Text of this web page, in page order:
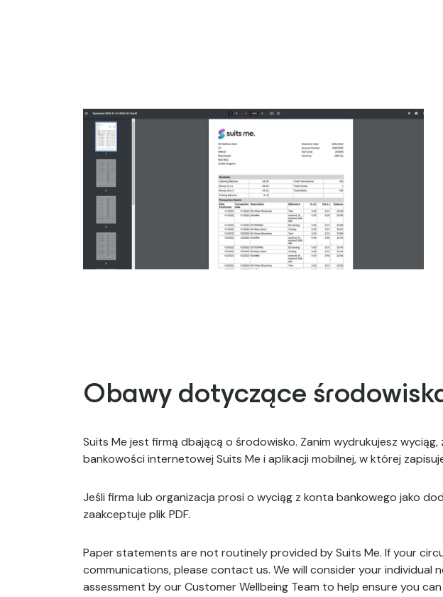
Obawy dotyczące
Suits Me jest firmą dbającą o środowisko. Zanim wydrukujesz
bankowości internetowej Suits Me i aplikacji mobilnej, w której
Jeśli firma lub organizacja prosi o wyciąg z konta bankowego jako
zaakceptuje plik PDF.
Paper statements are not routinely provided by Suits Me. If your
communications, please contact us. We will consider your
assessment by our Customer Wellbeing Team to help ensure you